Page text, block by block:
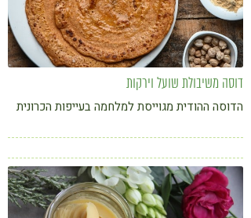
דוסה משיבולת שועל וירקות
הדוסה ההודית מגוייסת למלחמה בעייפות הכרונית